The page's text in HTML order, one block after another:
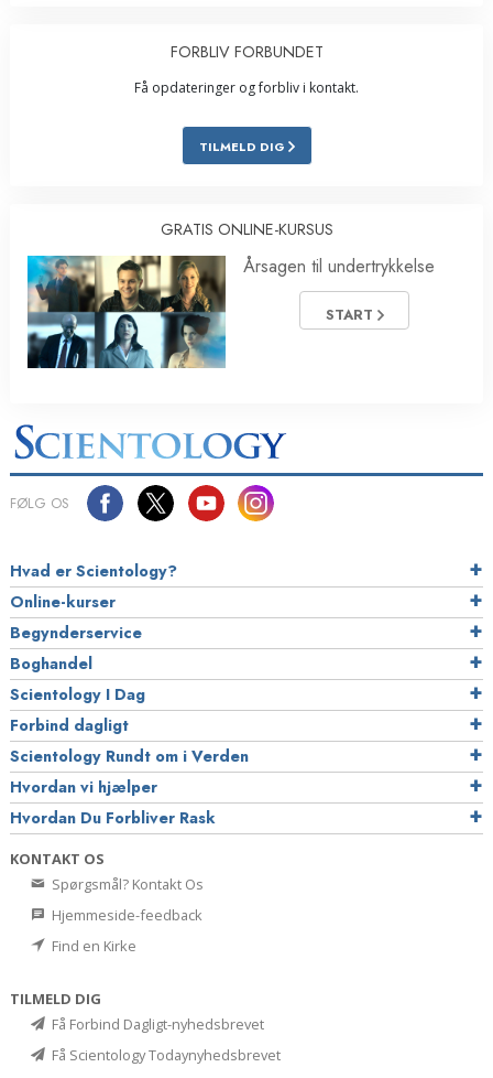
FORBLIV FORBUNDET
Få opdateringer og forbliv i kontakt.
TILMELD DIG
GRATIS ONLINE-KURSUS
Årsagen til undertrykkelse
START
FØLG OS
Hvad er Scientology?
Online-kurser
Begynderservice
Boghandel
Scientology I Dag
Forbind dagligt
Scientology Rundt om i Verden
Hvordan vi hjælper
Hvordan Du Forbliver Rask
KONTAKT OS
Spørgsmål? Kontakt Os
Hjemmeside-feedback
Find en Kirke
TILMELD DIG
Få Forbind Dagligt-nyhedsbrevet
Få Scientology Todaynyhedsbrevet